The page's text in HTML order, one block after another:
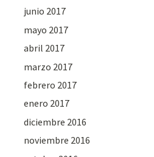
junio 2017
mayo 2017
abril 2017
marzo 2017
febrero 2017
enero 2017
diciembre 2016
noviembre 2016